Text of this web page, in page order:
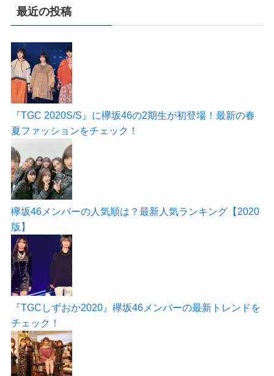
最近の投稿
『TGC 2020S/S』に欅坂46の2期生が初登場！最新の春
夏ファッションをチェック！
欅坂46メンバーの人気順は？最新人気ランキング【2020
版】
『TGCしずおか2020』欅坂46メンバーの最新トレンドを
チェック！